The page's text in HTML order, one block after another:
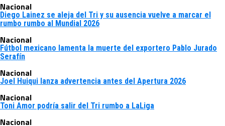
Nacional
Diego Lainez se aleja del Tri y su ausencia vuelve a marcar el
rumbo rumbo al Mundial 2026
Nacional
Fútbol mexicano lamenta la muerte del exportero Pablo Jurado
Serafín
Nacional
Joel Huiqui lanza advertencia antes del Apertura 2026
Nacional
Toni Amor podría salir del Tri rumbo a LaLiga
Nacional